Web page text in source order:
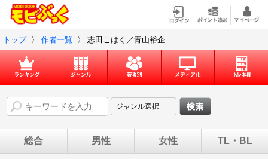
トップ 〉 作者一覧 〉 志田こはく／青山裕企
総合 男性 女性 TL・BL